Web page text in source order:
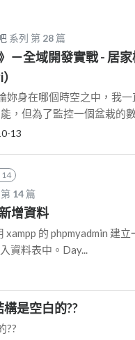
系列 第 28 篇
－全域開發實戰 - 居
妳身在哪個時空之中，我
，但為了監控一個盆栽的
13
14
14 篇
增資料
的 phpmyadmin 建
資料表中。Day...
是空白的??
??